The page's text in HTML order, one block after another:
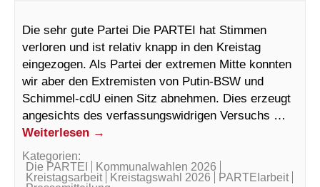
Die sehr gute Partei Die PARTEI hat Stimmen
verloren und ist relativ knapp in den Kreistag
eingezogen. Als Partei der extremen Mitte konnten
wir aber den Extremisten von Putin-BSW und
Schimmel-cdU einen Sitz abnehmen. Dies erzeugt
angesichts des verfassungswidrigen Versuchs …
Weiterlesen →
Kategorien:
Die PARTEI
Kommunalwahlen 2026
Kreistagsarbeit
Kreistagswahl 2026
PARTEIarbeit